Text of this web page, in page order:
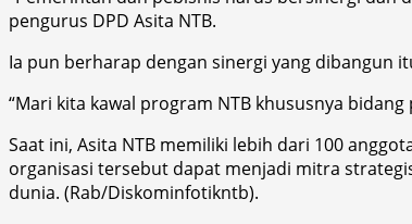
pengurus DPD Asita NTB.
Ia pun berharap dengan sinergi yang dibangun
“Mari kita kawal program NTB khususnya
Saat ini, Asita NTB memiliki lebih dari 100
organisasi tersebut dapat menjadi mitra
dunia. (Rab/Diskominfotikntb).